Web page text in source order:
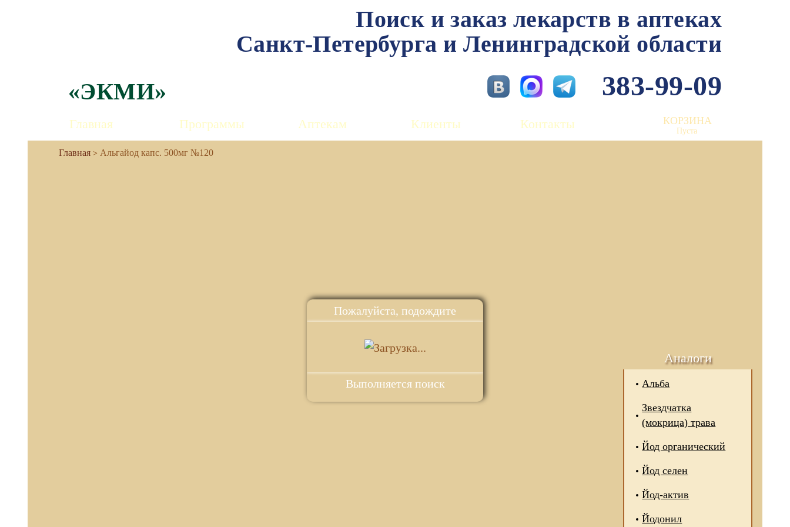
Пожалуйста, подождите
Выполняется поиск
Поиск и заказ лекарств в аптеках
Санкт-Петербурга и Ленинградской области
383-99-09
«ЭКМИ»
Главная Программы Аптекам Клиенты Контакты КОРЗИНА
Пуста
Альгайод капс. 500мг №120
Аналоги
Альба
Звездчатка
(мокрица) трава
Йод органический
Йод селен
Йод-актив
Йодонил